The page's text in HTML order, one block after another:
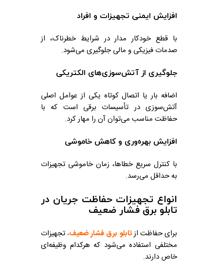
افزایش ایمنی تجهیزات و افراد
با قطع خودکار مدار در شرایط خطرناک، از
صدمات فیزیکی و مالی جلوگیری می‌شود.
جلوگیری از آتش‌سوزی‌های الکتریکی
اضافه بار یا اتصال کوتاه یکی از عوامل اصلی
آتش‌سوزی در تأسیسات برقی است که با
حفاظت مناسب می‌توان آن را مهار کرد.
افزایش بهره‌وری و کاهش خاموشی
با کنترل سریع خطاها، زمان خاموشی تجهیزات
به حداقل می‌رسد.
انواع تجهیزات حفاظت جریان در
تابلو برق فشار ضعیف
برای حفاظت ازتابلو برق فشار ضعیف،تجهیزات
مختلفی استفاده می‌شود که هرکدام وظیفه‌ای
خاص دارند.